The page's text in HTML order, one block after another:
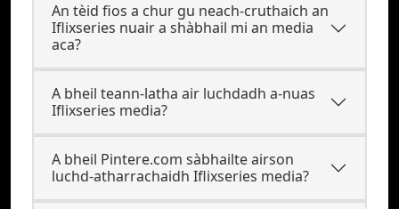
An tèid fios a chur gu neach-cruthaich an
Iflixseries nuair a shàbhail mi an media
aca?
A bheil teann-latha air luchdadh a-nuas
Iflixseries media?
A bheil Pintere.com sàbhailte airson
luchd-atharrachaidh Iflixseries media?